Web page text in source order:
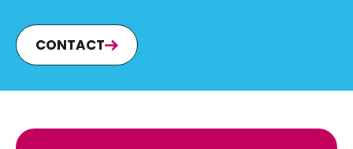
CONTACT